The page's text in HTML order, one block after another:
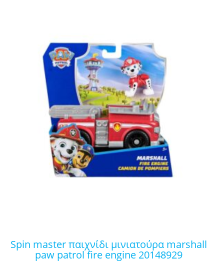
spin master παιχνίδι μινιατούρα marshall
paw patrol fire engine 20148929